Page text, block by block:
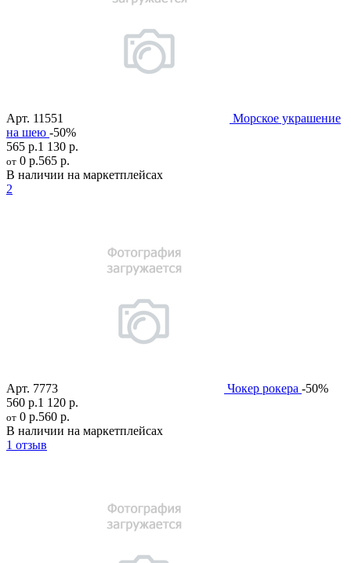
Арт. 11551
Морское украшение
на шею -50%
565 р.1 130 р.
от 0 р.565 р.
В наличии на маркетплейсах
2
Арт. 7773 Чокер рокера -50%
560 р.1 120 р.
от 0 р.560 р.
В наличии на маркетплейсах
1 отзыв